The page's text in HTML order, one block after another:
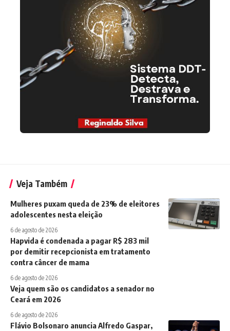
Veja Também
Mulheres puxam queda de 23% de eleitores
adolescentes nesta eleição
6 de agosto de 2026
Hapvida é condenada a pagar R$ 283 mil
por demitir recepcionista em tratamento
contra câncer de mama
6 de agosto de 2026
Veja quem são os candidatos a senador no
Ceará em 2026
6 de agosto de 2026
Flávio Bolsonaro anuncia Alfredo Gaspar,